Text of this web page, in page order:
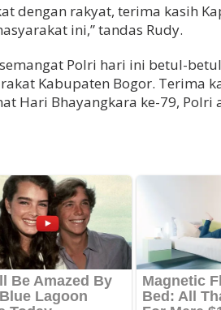
dengan rakyat, terima kasih
ini,” tandas Rudy.
Polri hari ini betul-
Kabupaten Bogor. Terima
Hari Bhayangkara ke-79, Polri